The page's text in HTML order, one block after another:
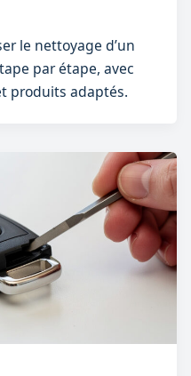
le nettoyage d’un
par étape, avec
produits adaptés.